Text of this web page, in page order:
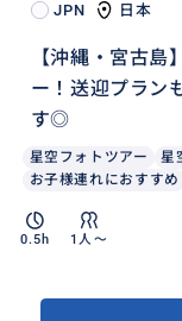
JPN 日本
【沖縄・宮古
ー！送迎プラン
す◎
星空フォトツアー 星
お子様連れにおすすめ
0.5h 1人〜